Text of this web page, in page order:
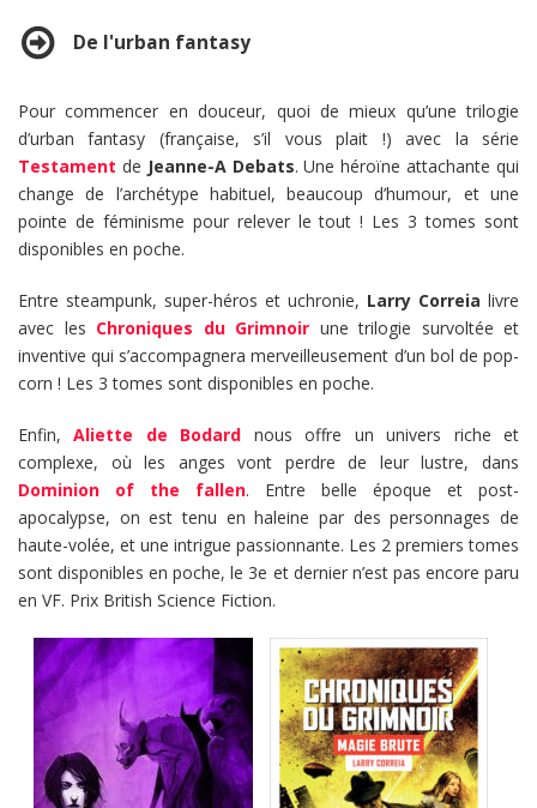
De l'urban fantasy
Pour commencer en douceur, quoi de mieux qu’une trilogie
d’urban fantasy (française, s’il vous plait !) avec la série
Testament de Jeanne-A Debats. Une héroïne attachante qui
change de l’archétype habituel, beaucoup d’humour, et une
pointe de féminisme pour relever le tout ! Les 3 tomes sont
disponibles en poche.
Entre steampunk, super-héros et uchronie, Larry Correia livre
avec les Chroniques du Grimnoir une trilogie survoltée et
inventive qui s’accompagnera merveilleusement d’un bol de pop-
corn ! Les 3 tomes sont disponibles en poche.
Enfin,Aliette de Bodard nous offre un univers riche et
complexe, où les anges vont perdre de leur lustre, dans
Dominion of the fallen. Entre belle époque et post-
apocalypse, on est tenu en haleine par des personnages de
haute-volée, et une intrigue passionnante. Les 2 premiers tomes
sont disponibles en poche, le 3e et dernier n’est pas encore paru
en VF. Prix British Science Fiction.